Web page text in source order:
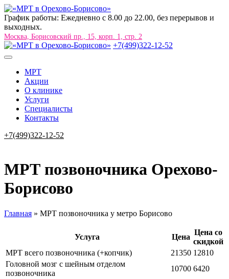
График работы: Ежедневно с 8.00 до 22.00, без перерывов и
выходных.
Москва, Борисовский пр., 15, корп. 1, стр. 2
+7(499)322-12-52
МРТ
Акции
О клинике
Услуги
Специалисты
Контакты
+7(499)322-12-52
МРТ позвоночника Орехово-
Борисово
Главная » МРТ позвоночника у метро Борисово
Услуга Цена
Цена со
скидкой
МРТ всего позвоночника (+копчик)
21350 12810
Головной мозг с шейным отделом
позвоночника
10700 6420